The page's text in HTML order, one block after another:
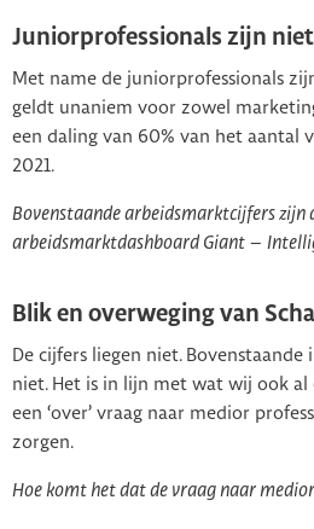
Juniorprofessionals zijn niet
Met name de juniorprofessionals
geldt unaniem voor zowel
een daling van 60% van het aantal
2021.
Bovenstaande arbeidsmarktcijfers
arbeidsmarktdashboard Giant –
Blik en overweging van
De cijfers liegen niet.
niet. Het is in lijn met wat wij ook
een ‘over’ vraag naar medior
zorgen.
Hoe komt het dat de vraag naar